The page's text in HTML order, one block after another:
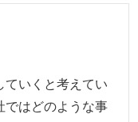
ていくと考えてい
ではどのような事